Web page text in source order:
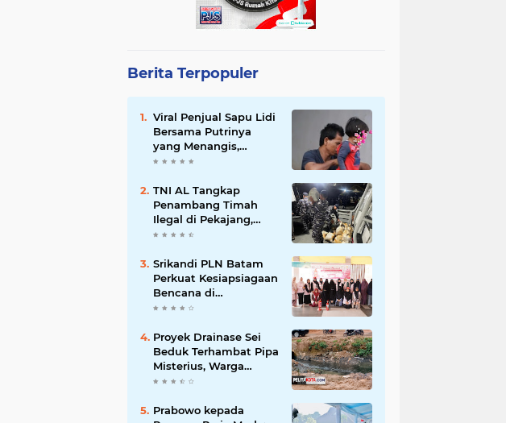
Berita Terpopuler
Viral Penjual Sapu Lidi
Bersama Putrinya
yang Menangis,
Tamparan Keras di
Korupsi
TNI AL Tangkap
Penambang Timah
Ilegal di Pekajang,
Diharapkan Ungkap
Dalang Utama
Srikandi PLN Batam
Perkuat Kesiapsiagaan
Bencana di
Lingkungan
APAR dan Rambu K3
Proyek Drainase Sei
Beduk Terhambat Pipa
Misterius, Warga
Desak Pemerintah
Air
Prabowo kepada